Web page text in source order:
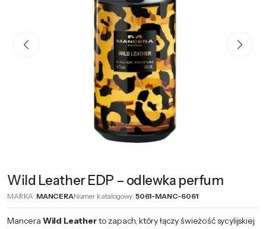
Wild Leather EDP – odlewka perfum
MARKA: MANCERANumer katalogowy: 5061-MANC-6061
Mancera Wild Leatherto zapach, który łączy świeżość sycylijskiej